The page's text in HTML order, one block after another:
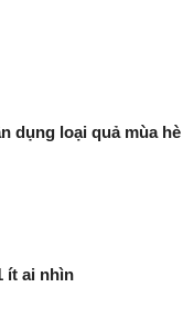
dụng loại quả mùa hè
ít ai nhìn